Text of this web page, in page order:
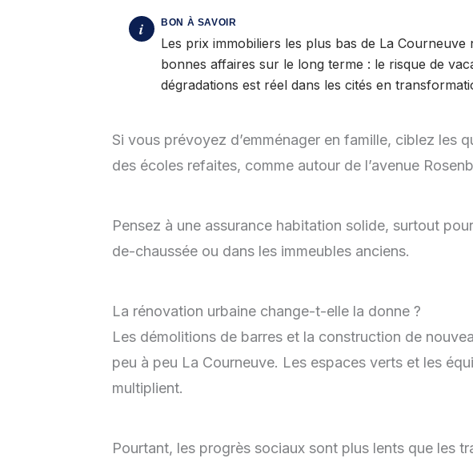
Les prix immobiliers les plus bas de La
bonnes affaires sur le long terme : le risque de
dégradations est réel dans les cités en
Si vous prévoyez d’emménager en famille, ciblez les
des écoles refaites, comme autour de l’avenue
Pensez à une assurance habitation solide, surtout
de-chaussée ou dans les immeubles anciens.
La rénovation urbaine change-t-elle la donne ?
Les démolitions de barres et la construction de
peu à peu La Courneuve. Les espaces verts et les
multiplient.
Pourtant, les progrès sociaux sont plus lents que les